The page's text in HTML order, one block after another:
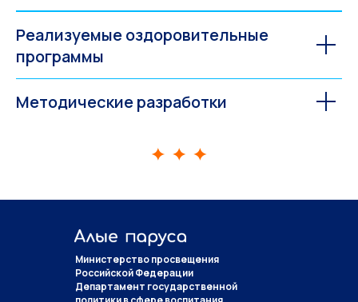
Реализуемые оздоровительные
программы
Методические разработки
Министерство просвещения
Российской Федерации
Департамент государственной